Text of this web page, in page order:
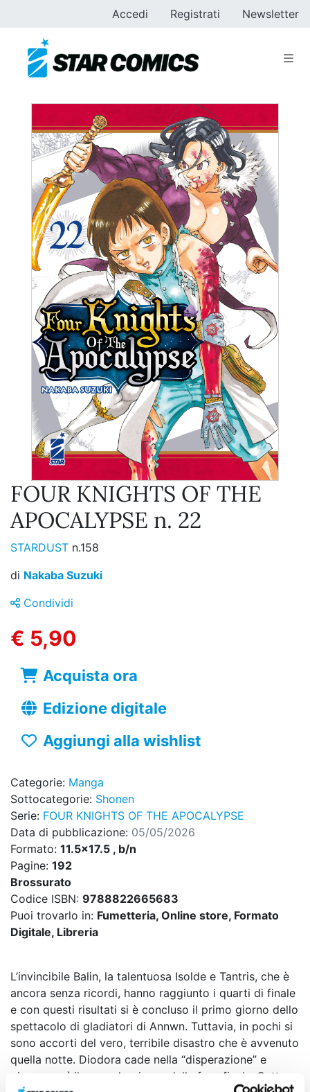
Accedi Registrati Newsletter
FOUR KNIGHTS OF THE
APOCALYPSE n. 22
STARDUST n.158
di Nakaba Suzuki
Condividi
€ 5,90
Acquista ora
Edizione digitale
Aggiungi alla wishlist
Categorie: Manga
Sottocategorie: Shonen
Serie: FOUR KNIGHTS OF THE APOCALYPSE
Data di pubblicazione: 05/05/2026
Formato: 11.5x17.5 , b/n
Pagine: 192
Brossurato
Codice ISBN: 9788822665683
Puoi trovarlo in: Fumetteria, Online store, Formato
Digitale, Libreria
L’invincibile Balin, la talentuosa Isolde e Tantris, che è
ancora senza ricordi, hanno raggiunto i quarti di finale
e con questi risultati si è concluso il primo giorno dello
spettacolo di gladiatori di Annwn. Tuttavia, in pochi si
sono accorti del vero, terribile disastro che è avvenuto
quella notte. Diodora cade nella “disperazione” e
giunge così il secondo giorno della fase finale. Sotto